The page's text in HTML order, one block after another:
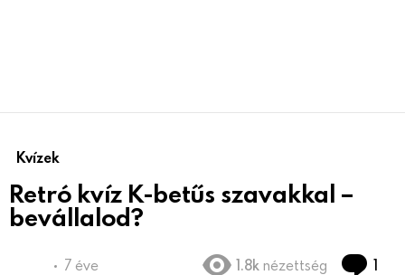
Kvízek
Retró kvíz K-betűs szavakkal –
bevállalod?
7 éve 1.8k nézettség 1